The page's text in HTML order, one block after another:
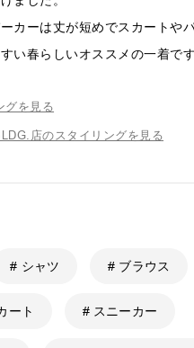
カーは丈が短めでスカートや
い春らしいオススメの一着です
グを見る
店のスタイリングを見る
# シャツ # ブラウス
ート # スニーカー